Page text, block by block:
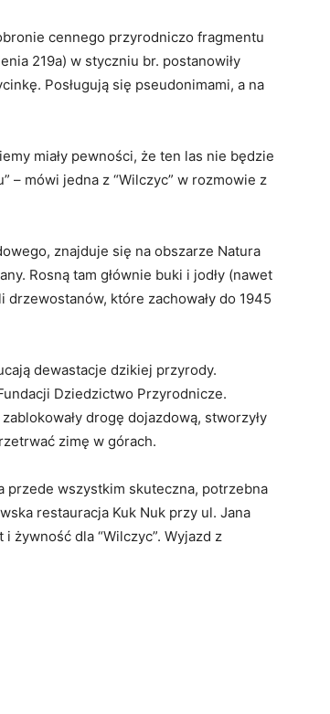
cennego przyrodniczo fragmentu
219a) w styczniu br. postanowiły
Posługują się pseudonimami, a na
miały pewności, że ten las nie będzie
– mówi jedna z “Wilczyc” w rozmowie z
znajduje się na obszarze Natura
Rosną tam głównie buki i jodły (nawet
które zachowały do 1945
dewastacje dzikiej przyrody.
Dziedzictwo Przyrodnicze.
drogę dojazdową, stworzyły
zimę w górach.
przede wszystkim skuteczna, potrzebna
restauracja Kuk Nuk przy ul. Jana
żywność dla “Wilczyc”. Wyjazd z